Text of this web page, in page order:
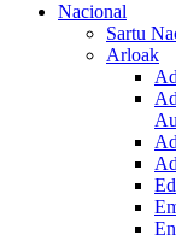
Nacional
Sartu
Arloak